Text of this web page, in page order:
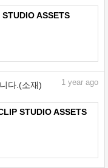
ASSETS
다.(소재) 1 year ago
STUDIO ASSETS